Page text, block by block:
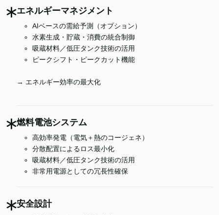
エネルギーマネジメント
AIベースの需給予測（オプション）
水素生成・貯蔵・消費の統合制御
吸蔵材料／低圧タンク技術の活用
ピークシフト・ピークカット機能
→ エネルギー効率の最大化
燃料電池システム
高効率発電（電気＋熱のコージェネ）
分散配置によるロス最小化
吸蔵材料／低圧タンク技術の活用
非常用電源としての冗長性確保
安全設計